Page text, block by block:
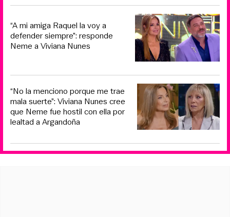
“A mi amiga Raquel la voy a
defender siempre”: responde
Neme a Viviana Nunes
“No la menciono porque me trae
mala suerte”: Viviana Nunes cree
que Neme fue hostil con ella por
lealtad a Argandoña